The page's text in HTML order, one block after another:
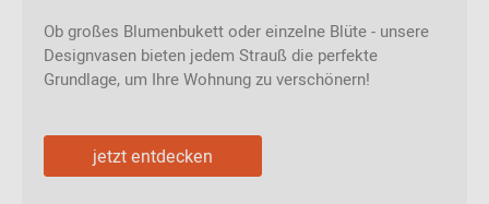
Ob großes Blumenbukett oder einzelne Blüte - unsere
Designvasen bieten jedem Strauß die perfekte
Grundlage, um Ihre Wohnung zu verschönern!
jetzt entdecken